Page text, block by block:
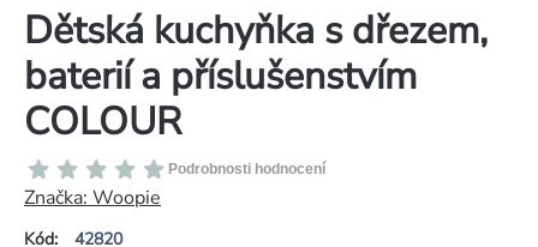
Dětská kuchyňka s dřezem,
baterií a příslušenstvím
COLOUR
Kód: 42820
Průměrné
hodnocení
produktu
Podrobnosti hodnocení
Značka: Woopie